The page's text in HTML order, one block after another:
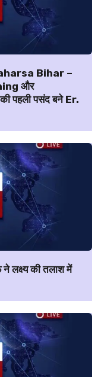
Bihar –
और
पहली पसंद बने Er.
लक्ष्य की तलाश में